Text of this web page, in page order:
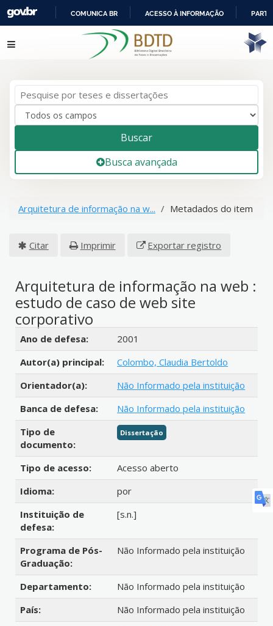
IR
PARA
COMUNICA BR ACESSO À INFORMAÇÃO
Pular para o conteúdo
Buscar
Busca avançada
Arquitetura de informação na w... Metadados do item
Citar Imprimir Exportar registro
Arquitetura de informação na web :
estudo de caso de web site
corporativo
Detalhes bibliográficos
Ano de defesa:
2001
Autor(a) principal:
Colombo, Claudia Bertoldo
Orientador(a):
Não Informado pela instituição
Banca de defesa:
Não Informado pela instituição
Tipo de
documento:
Dissertação
Tipo de acesso:
Acesso aberto
Idioma:
por
Instituição de
defesa:
[s.n.]
Programa de Pós-
Graduação:
Não Informado pela instituição
Departamento:
Não Informado pela instituição
País:
Não Informado pela instituição